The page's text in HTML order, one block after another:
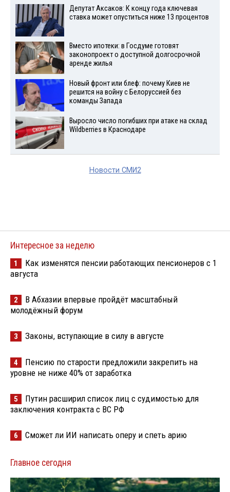
Депутат Аксаков: К концу года ключевая
ставка может опуститься ниже 13 процентов
Вместо ипотеки: в Госдуме готовят
законопроект о доступной долгосрочной
аренде жилья
Новый фронт или блеф: почему Киев не
решится на войну с Белоруссией без
команды Запада
Выросло число погибших при атаке на склад
Wildberries в Краснодаре
Новости СМИ2
Интересное за неделю
1
Как изменятся пенсии работающих пенсионеров с 1
августа
2
В Абхазии впервые пройдёт масштабный
молодёжный форум
3 Законы, вступающие в силу в августе
4
Пенсию по старости предложили закрепить на
уровне не ниже 40% от заработка
5
Путин расширил список лиц с судимостью для
заключения контракта с ВС РФ
6 Сможет ли ИИ написать оперу и спеть арию
Главное сегодня